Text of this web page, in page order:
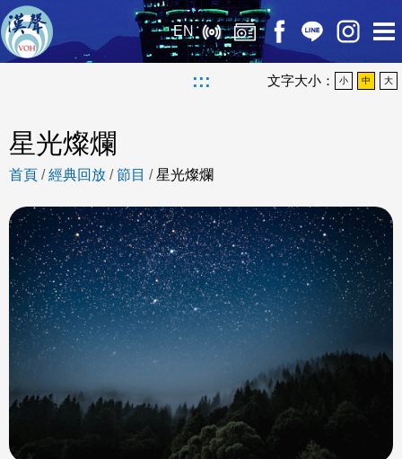
EN
::: 文字大小： 小 中 大
星光燦爛
首頁 /經典回放 /節目 /星光燦爛